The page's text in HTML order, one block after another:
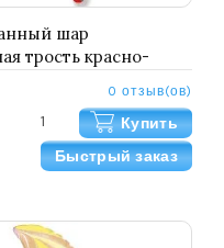
шар
трость красно-
0 отзыв(ов)
Купить
Быстрый заказ